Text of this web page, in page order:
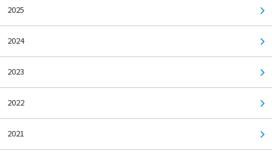
2025
2024
2023
2022
2021